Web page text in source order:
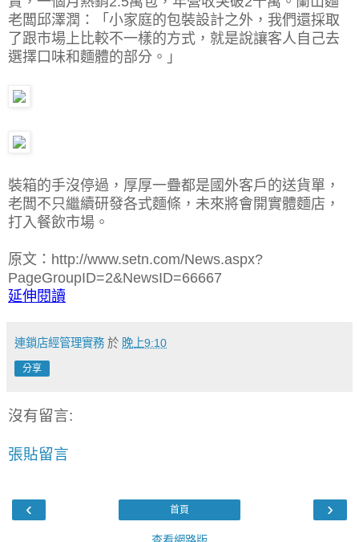
老闆邱澤潤：「小家庭的包裝設計之外，我們還採取
了跟市場上比較不一樣的方式，就是說讓客人自己去
選擇口味和麵體的部分。」
裝箱的手沒停過，厚厚一疊都是國外客戶的送貨單，
老闆不只繼續研發各式麵條，未來將會開實體麵店，
打入餐飲市場。
原文：http://www.setn.com/News.aspx?
PageGroupID=2&NewsID=66667
延伸閱讀
連鎖店經管理實務 於 晚上9:10
分享
沒有留言:
張貼留言
‹ ›
首頁